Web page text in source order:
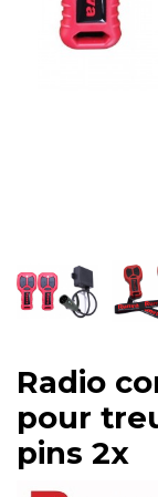
Radio
pour
pins 2x